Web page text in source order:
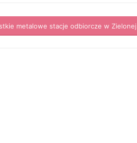
metalowe stacje odbiorcze w